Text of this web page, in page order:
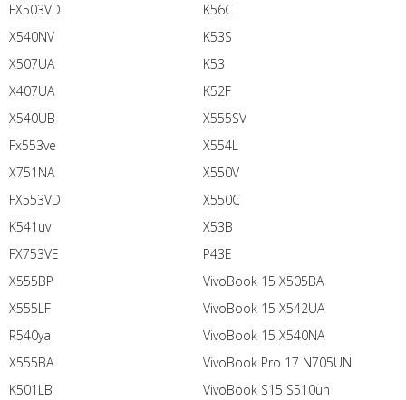
FX503VD
X540NV
X507UA
X407UA
X540UB
Fx553ve
X751NA
FX553VD
K541uv
FX753VE
X555BP
X555LF
R540ya
X555BA
K501LB
K56C
K53S
K53
K52F
X555SV
X554L
X550V
X550C
X53B
P43E
VivoBook 15 X505BA
VivoBook 15 X542UA
VivoBook 15 X540NA
VivoBook Pro 17 N705UN
VivoBook S15 S510un